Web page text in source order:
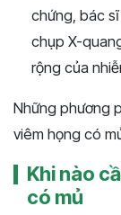
chứng, bác
chụp X-
rộng của
Những phương
viêm họng có
Khi nào
có mủ